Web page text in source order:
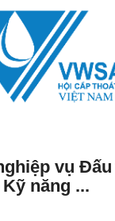
vụ Đấu
năng ...